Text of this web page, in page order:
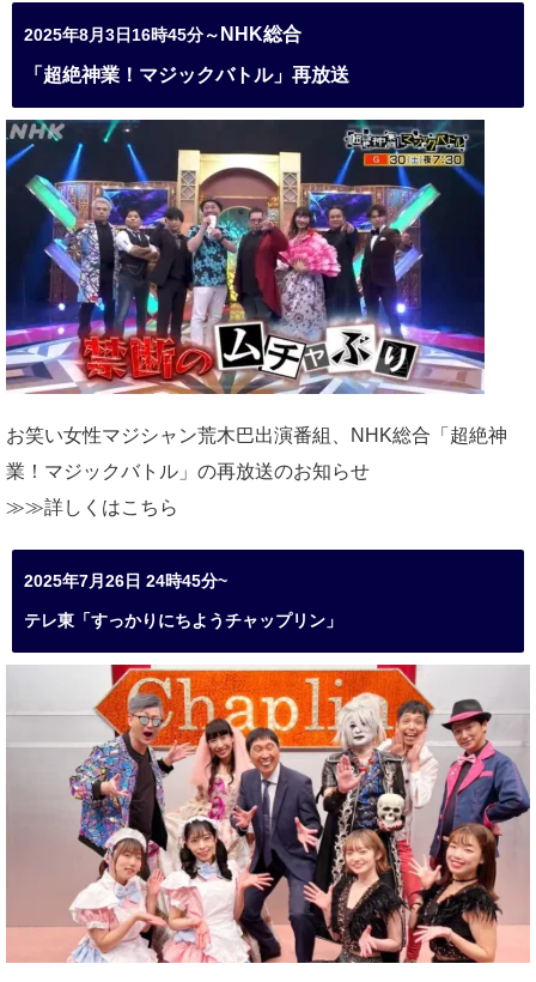
2025年8月3日16時45分～ NHK総合
「超絶神業！マジックバトル」再放送
お笑い女性マジシャン荒木巴出演番組、
NHK総合「超絶神
業！マジックバトル」の再放送のお知らせ
≫≫詳しくはこちら
2025年7月26日 24時45分~
テレ東「すっかりにちようチャップリン」